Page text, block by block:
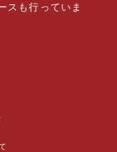
スも行っていま